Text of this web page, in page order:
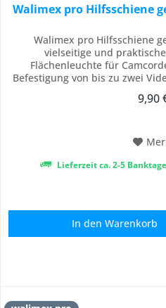
Walimex pro Hilfsschiene
Walimex pro Hilfsschiene
vielseitige und
Flächenleuchte für
Befestigung von bis zu zwei
Hilfsschiene bietet die nö.tige
9,90
Lieferzeit ca. 2-5
In den Warenkorb